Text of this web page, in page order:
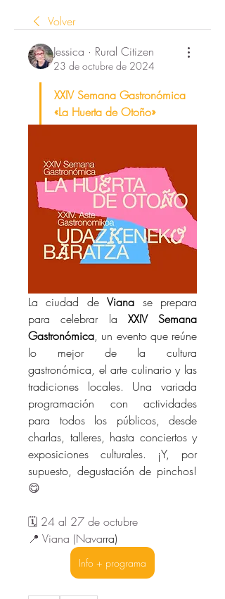
Volver
Jessica · Rural Citizen
23 de octubre de 2024
XXIV Semana Gastronómica
«La Huerta de Otoño»
La ciudad de Viana se prepara
para celebrar la XXIV Semana
Gastronómica, un evento que reúne
lo mejor de la cultura
gastronómica, el arte culinario y las
tradiciones locales. Una variada
programación con actividades
para todos los públicos, desde
charlas, talleres, hasta conciertos y
exposiciones culturales. ¡Y, por
😋
🗓️ 24 al 27 de octubre
📍 Viana (Navarra)
Info + programa